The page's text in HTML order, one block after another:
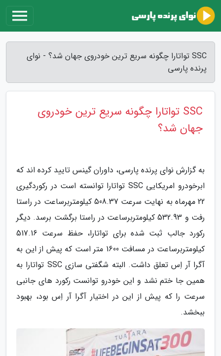
SSC تواتارا چگونه سریع ترین خودروی جهان شد؟ - نوای
پرنده پارسی
SSC تواتارا چگونه سریع ترین خودروی
جهان شد؟
به گزارش نوای پرنده پارسی، داوران گینس تایید کرده اند که
ابرخودرو امریکایی SSC تواتارا توانسته است در رکوردگیری
22 مهرماه به نهایت سرعت 508.37 کیلومتربرساعت در راستا
رفت و 532.93 کیلومتربرساعت در راستا برگشت برسد. دیگر
رکورد جالب ثبت شده برای تواتارا، حفظ سرعت 517.16
کیلومتربرساعت در مسافت 1600 متر است که پیش از این به
آگرا آر اِس تعلق داشت. البته شگفتی سازی SSC تواتارا به
همین جا ختم نشد و این خودرو توانست رکورد های جانبی
سرعت را که پیش از این در اختیار آگرا آر اِس بود، بهبود
ببخشد.